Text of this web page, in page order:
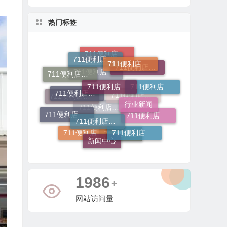
热门标签
711便利店加盟申请
711便利店加盟费用
711便利店加盟条件
711便利店加盟费用明细
711便利店加盟官网
711便利店加盟费
711便利店加盟费及条件
711便利店利润分成模式 711便利店加盟
711便利店投资金额
711便利店
711便利店加盟咨询
711便利店加盟流程
711便利店加盟电话
711便利店加盟总部
行业新闻
711便利店运营支持政策
新闻中心
711便利店加盟条件有哪些
4512 +
网站访问量